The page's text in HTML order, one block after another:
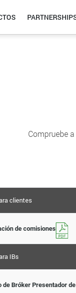
Compruebe
clientes
de comisiones
IBs
de Bróker Presentador